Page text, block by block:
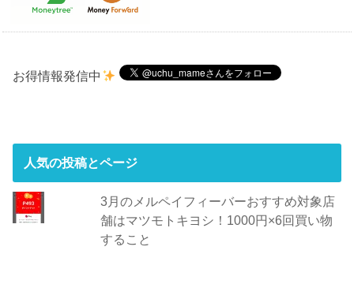
お得情報発信中
人気の投稿とページ
3月のメルペイフィーバーおすすめ対象店
舗はマツモトキヨシ！1000円×6回買い物
すること